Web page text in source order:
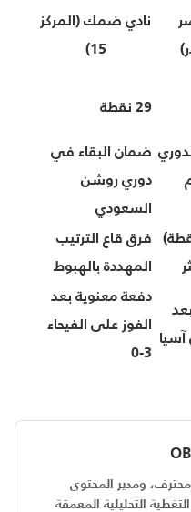
نادي ضمك (المركز
15)
29 نقطة
ضمان البقاء في
دوري روشن
السعودي
(81 نقطة)
فرق قاع الترتيب
المهددة بالهبوط
آسيا
دفعة معنوية بعد
الفوز على الفيحاء
3-0
ومدير المحتوى
التحليلية المعمقة